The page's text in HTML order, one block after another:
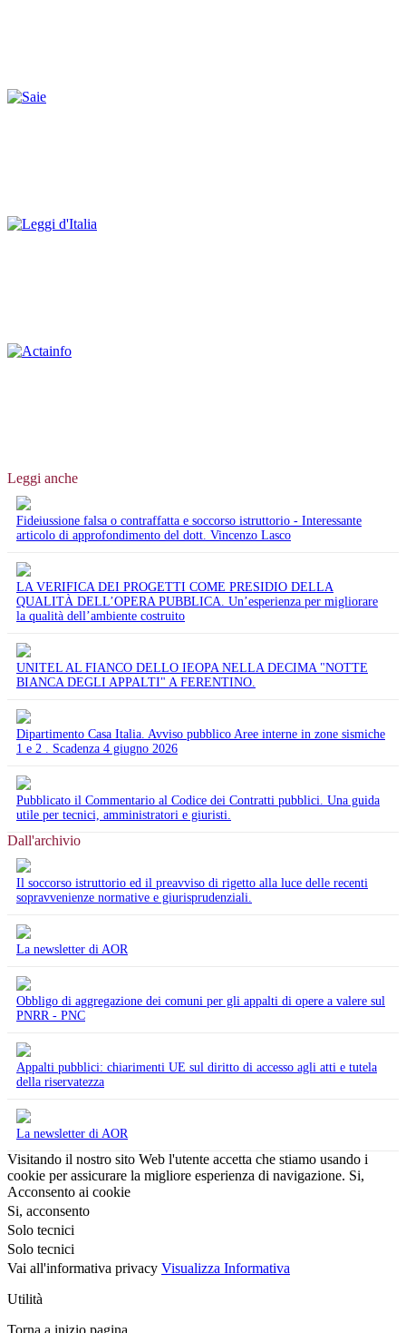
Leggi anche
Fideiussione falsa o contraffatta e soccorso istruttorio - Interessante
articolo di approfondimento del dott. Vincenzo Lasco
LA VERIFICA DEI PROGETTI COME PRESIDIO DELLA
QUALITÀ DELL’OPERA PUBBLICA. Un’esperienza per migliorare
la qualità dell’ambiente costruito
UNITEL AL FIANCO DELLO IEOPA NELLA DECIMA "NOTTE
BIANCA DEGLI APPALTI" A FERENTINO.
Dipartimento Casa Italia. Avviso pubblico Aree interne in zone sismiche
1 e 2 . Scadenza 4 giugno 2026
Pubblicato il Commentario al Codice dei Contratti pubblici. Una guida
utile per tecnici, amministratori e giuristi.
Dall'archivio
Il soccorso istruttorio ed il preavviso di rigetto alla luce delle recenti
sopravvenienze normative e giurisprudenziali.
La newsletter di AOR
Obbligo di aggregazione dei comuni per gli appalti di opere a valere sul
PNRR - PNC
Appalti pubblici: chiarimenti UE sul diritto di accesso agli atti e tutela
della riservatezza
La newsletter di AOR
Visitando il nostro sito Web l'utente accetta che stiamo usando i
cookie per assicurare la migliore esperienza di navigazione. Si,
Acconsento ai cookie
Si, acconsento
Solo tecnici
Solo tecnici
Vai all'informativa privacy Visualizza Informativa
Utilità
Torna a inizio pagina